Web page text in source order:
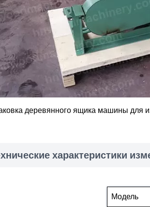
деревянного ящика машины для
характеристики
Модель